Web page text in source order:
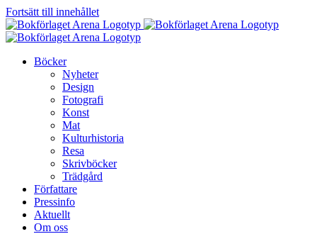
Fortsätt till innehållet
Böcker
Nyheter
Design
Fotografi
Konst
Mat
Kulturhistoria
Resa
Skrivböcker
Trädgård
Författare
Pressinfo
Aktuellt
Om oss